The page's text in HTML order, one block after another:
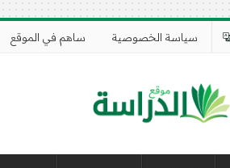
سياسة الخصوصية ساهم في الموقع